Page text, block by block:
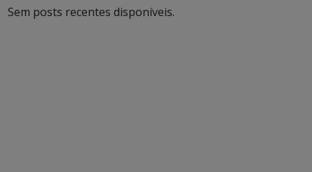
Sem posts recentes disponíveis.